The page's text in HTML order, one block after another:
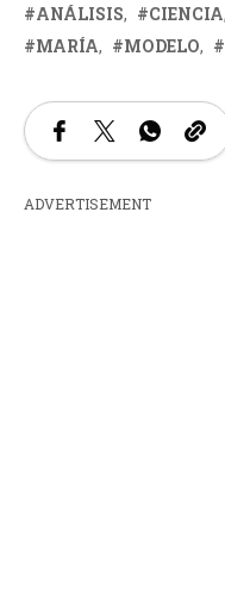
ANÁLISIS CIENCIA
MARÍA
MODELO
ADVERTISEMENT